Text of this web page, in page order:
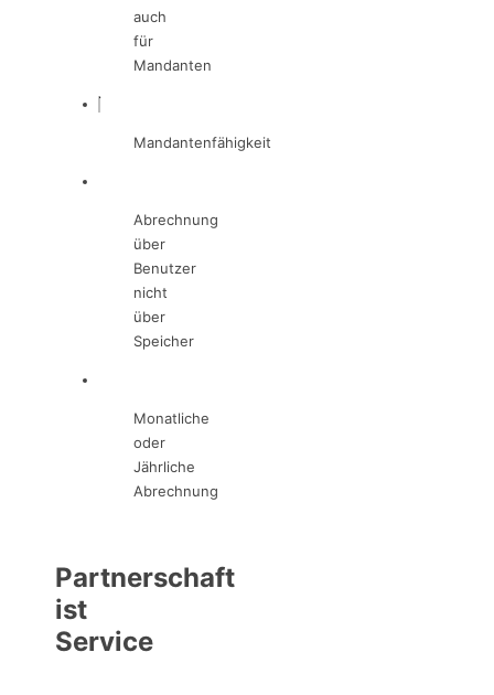
auch
für
Mandanten
Mandantenfähigkeit
Abrechnung
über
Benutzer
nicht
über
Speicher
Monatliche
oder
Jährliche
Abrechnung
Partnerschaft
ist
Service